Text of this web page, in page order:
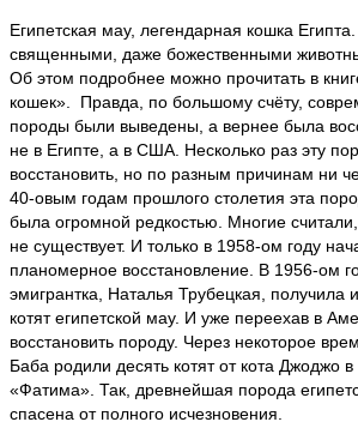
Египетская мау, легендарная кошка
священными, даже божественными
Об этом подробнее можно прочитать в
кошек». Правда, по большому счёту,
породы были выведены, а вернее была
не в Египте, а в США. Несколько раз эту
восстановить, но по разным причинам ни
40-овым годам прошлого столетия эта
была огромной редкостью. Многие
не существует. И только в 1958-ом году
планомерное восстановление. В 1956-ом
эмигрантка, Наталья Трубецкая, получила
котят египетской мау. И уже переехав в
восстановить породу. Через некоторое
Баба родили десять котят от кота Джоджо
«Фатима». Так, древнейшая порода
спасена от полного исчезновения.